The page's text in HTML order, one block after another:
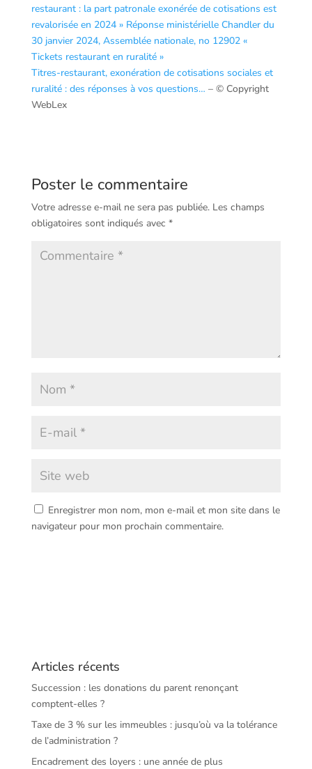
restaurant : la part patronale exonérée de cotisations est
revalorisée en 2024 » Réponse ministérielle Chandler du
30 janvier 2024, Assemblée nationale, no 12902 «
Tickets restaurant en ruralité »
Titres-restaurant, exonération de cotisations sociales et
ruralité : des réponses à vos questions… – © Copyright
WebLex
Poster le commentaire
Votre adresse e-mail ne sera pas publiée. Les champs
obligatoires sont indiqués avec *
Enregistrer mon nom, mon e-mail et mon site dans le
navigateur pour mon prochain commentaire.
Articles récents
Succession : les donations du parent renonçant
comptent-elles ?
Taxe de 3 % sur les immeubles : jusqu’où va la tolérance
de l’administration ?
Encadrement des loyers : une année de plus